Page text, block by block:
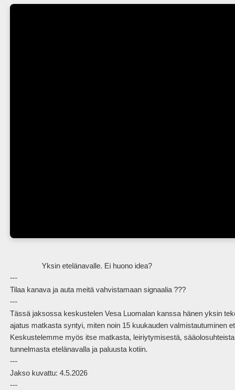
---
Tilaa kanava ja auta meitä vahvistamaan signaalia ???
---
Tässä jaksossa keskustelen Vesa Luomalan kanssa hänen yksin
ajatus matkasta syntyi, miten noin 15 kuukauden valmistautuminen
Keskustelemme myös itse matkasta, leiriytymisestä,
tunnelmasta etelänavalla ja paluusta kotiin.
---
Jakso kuvattu: 4.5.2026
---